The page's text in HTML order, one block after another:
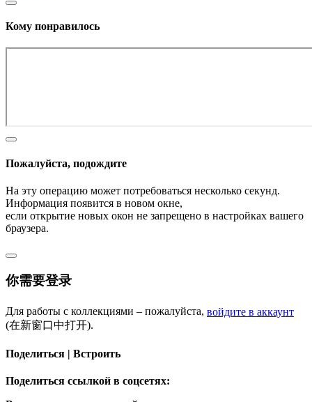
Кому понравилось
Пожалуйста, подождите
На эту операцию может потребоваться несколько секунд.
Информация появится в новом окне,
если открытие новых окон не запрещено в настройках вашего
браузера.
你需要登录
Для работы с коллекциями – пожалуйста, войдите в аккаунт
(在新窗口中打开).
Поделиться | Встроить
Поделиться ссылкой в соцсетях: